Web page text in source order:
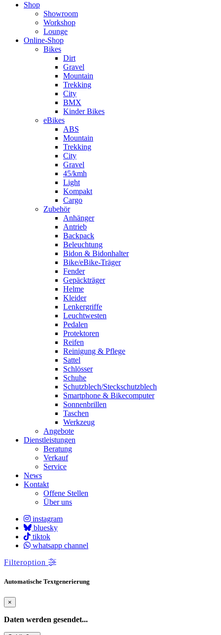
Shop
Showroom
Workshop
Lounge
Online-Shop
Bikes
Dirt
Gravel
Mountain
Trekking
City
BMX
Kinder Bikes
eBikes
ABS
Mountain
Trekking
City
Gravel
45/kmh
Light
Kompakt
Cargo
Zubehör
Anhänger
Antrieb
Backpack
Beleuchtung
Bidon & Bidonhalter
Bike/eBike-Träger
Fender
Gepäckträger
Helme
Kleider
Lenkergriffe
Leuchtwesten
Pedalen
Protektoren
Reifen
Reinigung & Pflege
Sattel
Schlösser
Schuhe
Schutzblech/Steckschutzblech
Smartphone & Bikecomputer
Sonnenbrillen
Taschen
Werkzeug
Angebote
Dienstleistungen
Beratung
Verkauf
Service
News
Kontakt
Offene Stellen
Über uns
instagram
bluesky
tiktok
whatsapp channel
Filteroption
Automatische Textgenerierung
×
Daten werden gesendet...